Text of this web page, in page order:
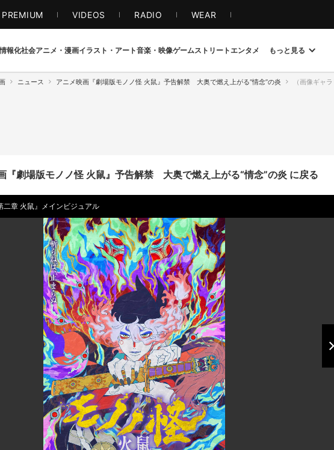
PREMIUM VIDEOS RADIO WEAR
情報化社会アニメ・漫画イラスト・アート音楽・映像ゲームストリート エンタメ もっと見る
ニュース アニメ映画『劇場版モノノ怪 火鼠』予告解禁 大奥で燃え上がる“情念”の炎 （画像ギャ
『劇場版モノノ怪 火鼠』予告解禁 大奥で燃え上がる“情念”の炎 に戻る
二章 火鼠』メインビジュアル